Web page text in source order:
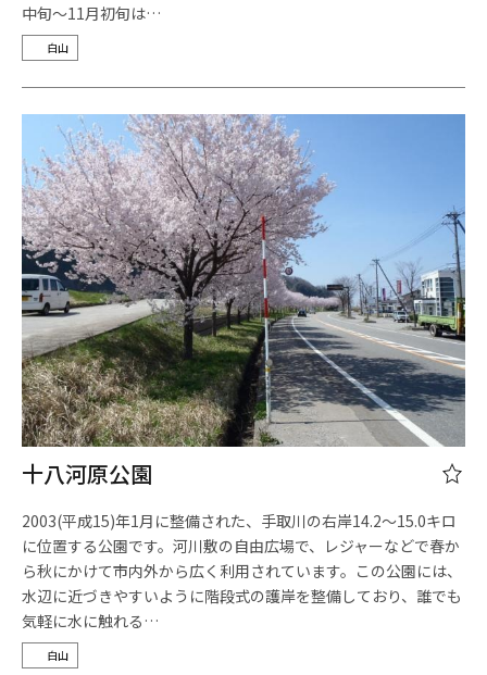
中旬～11月初旬は…
白山
十八河原公園
2003(平成15)年1月に整備された、手取川の右岸14.2～15.0キロ
に位置する公園です。河川敷の自由広場で、レジャーなどで春か
ら秋にかけて市内外から広く利用されています。この公園には、
水辺に近づきやすいように階段式の護岸を整備しており、誰でも
気軽に水に触れる…
白山